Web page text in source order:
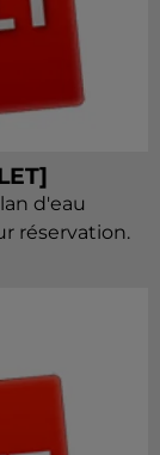
d'eau
réservation.